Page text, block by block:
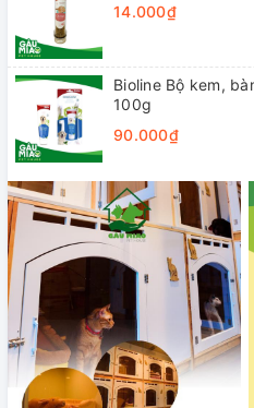
14.000₫
Bioline Bộ kem,
100g
90.000₫